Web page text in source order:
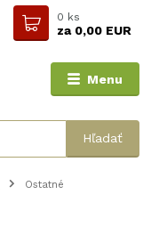
Menu
Hľadať
0 ks
za0,00 EUR
Ostatné